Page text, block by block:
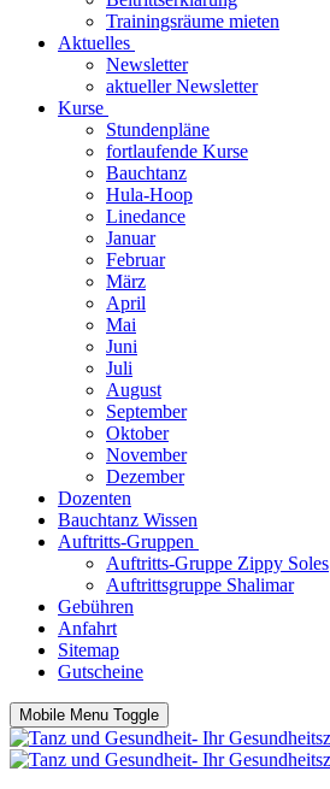
Trainingsräume mieten
Aktuelles
Newsletter
aktueller Newsletter
Kurse
Stundenpläne
fortlaufende Kurse
Bauchtanz
Hula-Hoop
Linedance
Januar
Februar
März
April
Mai
Juni
Juli
August
September
Oktober
November
Dezember
Dozenten
Bauchtanz Wissen
Auftritts-Gruppen
Auftritts-Gruppe Zippy Soles
Auftrittsgruppe Shalimar
Gebühren
Anfahrt
Sitemap
Gutscheine
Mobile Menu Toggle